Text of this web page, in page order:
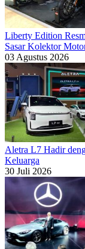
Liberty Edition
Sasar Kolektor
03 Agustus 2026
Aletra L7 Hadir
Keluarga
30 Juli 2026